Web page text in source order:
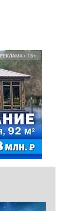
РЕКЛАМА • 18+